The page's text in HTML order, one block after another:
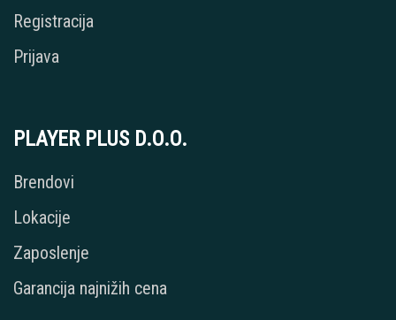
Registracija
Prijava
PLAYER PLUS D.O.O.
Brendovi
Lokacije
Zaposlenje
Garancija najnižih cena